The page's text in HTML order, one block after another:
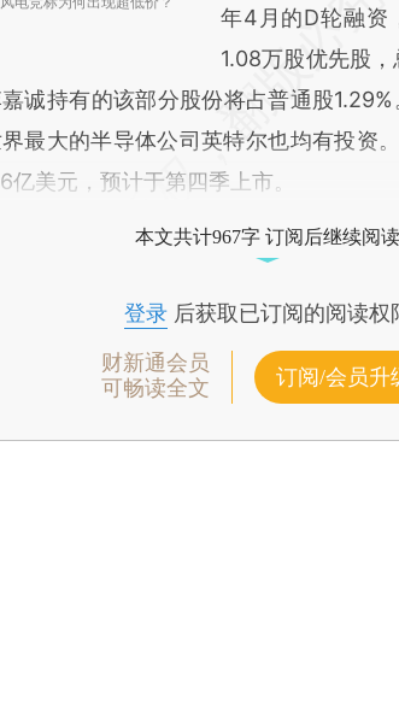
年4月的D轮融资
1.08万股优先股
诚持有的该部分股份将占普通股
最大的半导体公司英特尔也均有投资
亿美元，预计于第四季上市。
本文共计967字 订阅后继续阅读
登录后获取已订阅的阅读权
财新通会员
可畅读全文
订阅/会员升